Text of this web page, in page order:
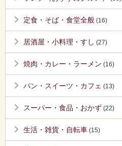
定食・そば・食堂全般 (16)
居酒屋・小料理・すし (27)
焼肉・カレー・ラーメン (16)
パン・スイーツ・カフェ (13)
スーパー・食品・おかず (22)
生活・雑貨・自転車 (15)